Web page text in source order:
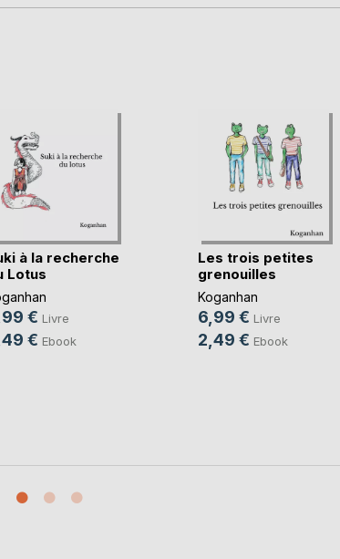
à la recherche
Lotus
€ Livre
€ Ebook
Les trois petites
grenouilles
Koganhan
6,99 € Livre
2,49 € Ebook